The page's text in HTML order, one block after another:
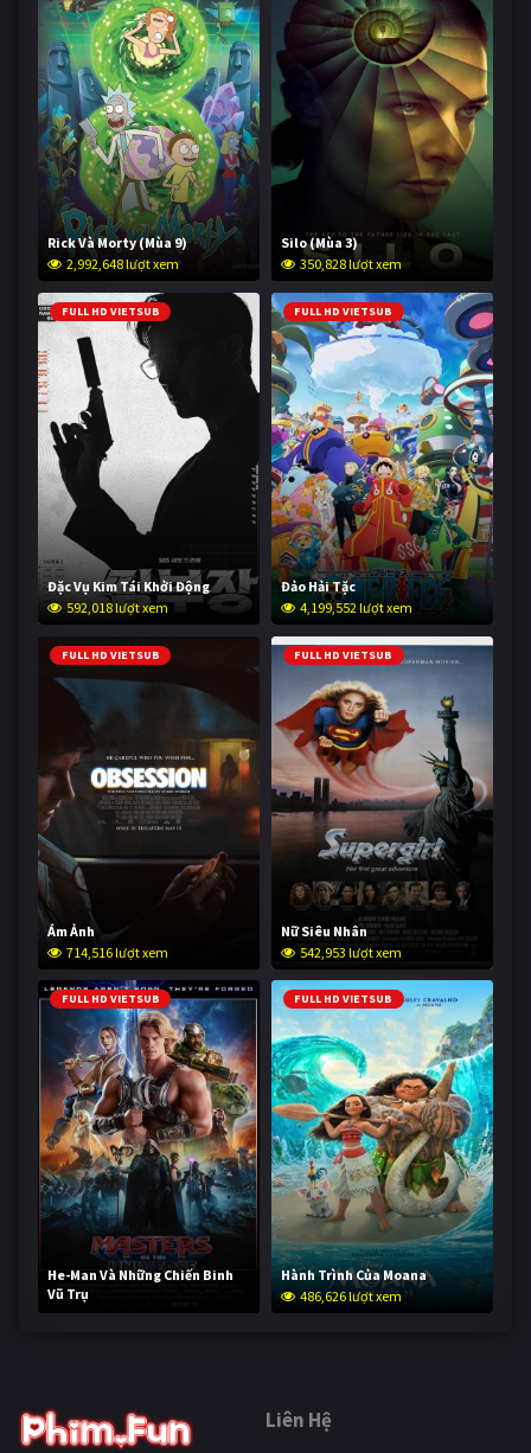
Rick Và Morty (Mùa 9)
2,992,648 lượt xem
Silo (Mùa 3)
350,828 lượt xem
FULL HD VIETSUB
Đặc Vụ Kim Tái Khởi Động
592,018 lượt xem
FULL HD VIETSUB
Đảo Hải Tặc
4,199,552 lượt xem
FULL HD VIETSUB
Ám Ảnh
714,516 lượt xem
FULL HD VIETSUB
Nữ Siêu Nhân
542,953 lượt xem
FULL HD VIETSUB
He-Man Và Những Chiến Binh
Vũ Trụ
234,861 lượt xem
FULL HD VIETSUB
Hành Trình Của Moana
486,626 lượt xem
Liên Hệ